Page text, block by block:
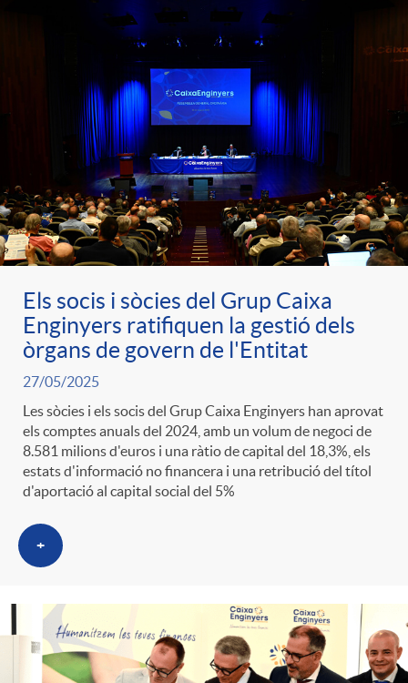
Els socis i sòcies del Grup Caixa
Enginyers ratifiquen la gestió dels
òrgans de govern de l'Entitat
27/05/2025
Les sòcies i els socis del Grup Caixa Enginyers han aprovat
els comptes anuals del 2024, amb un volum de negoci de
8.581 milions d'euros i una ràtio de capital del 18,3%, els
estats d'informació no financera i una retribució del títol
d'aportació al capital social del 5%
+